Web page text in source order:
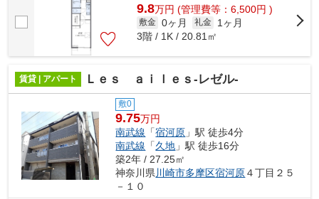
9.8万円 (管理費等：6,500円 )
敷金 0ヶ月 礼金
1ヶ月
3階 / 1K / 20.81㎡
賃貸 | アパート Ｌｅｓ ａｉｌｅｓ‐レゼル‐
敷0
9.75万円
南武線 「宿河原 」駅 徒歩4分
南武線 「久地 」駅 徒歩16分
築2年 / 27.25㎡
神奈川県 川崎市多摩区宿河原４丁目２５
－１０